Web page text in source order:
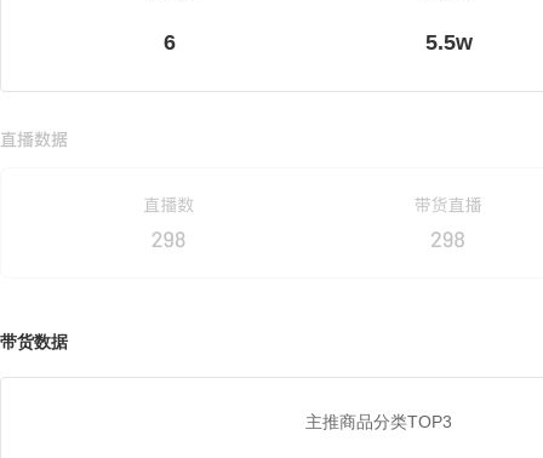
6 5.5w
带货数据
主推商品分类TOP3